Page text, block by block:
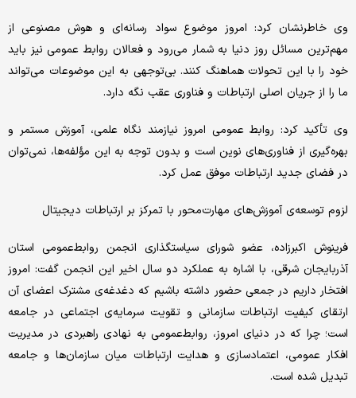
وی خاطرنشان کرد: امروز موضوع سواد رسانه‌ای و هوش مصنوعی از
مهم‌ترین مسائل روز دنیا به شمار می‌رود و فعالان روابط عمومی نیز باید
خود را با این تحولات هماهنگ کنند. بی‌توجهی به این موضوعات می‌تواند
ما را از جریان اصلی ارتباطات و فناوری عقب نگه دارد.
وی تأکید کرد: روابط عمومی امروز نیازمند نگاه علمی، آموزش مستمر و
بهره‌گیری از فناوری‌های نوین است و بدون توجه به این مؤلفه‌ها، نمی‌توان
در فضای جدید ارتباطات موفق عمل کرد.
لزوم توسعه‌ی آموزش‌های مهارت‌محور با تمرکز بر ارتباطات دیجیتال
فرینوش اکبرزاده، عضو شورای سیاستگذاری انجمن روابط‌عمومی استان
آذربایجان شرقی، با اشاره به عملکرد دو سال اخیر این انجمن گفت: امروز
افتخار داریم در جمعی حضور داشته باشیم که دغدغه‌ی مشترک اعضای آن
ارتقای کیفیت ارتباطات سازمانی و تقویت سرمایه‌ی اجتماعی در جامعه
است؛ چرا که در دنیای امروز، روابط‌عمومی به نهادی راهبردی در مدیریت
افکار عمومی، اعتمادسازی و هدایت ارتباطات میان سازمان‌ها و جامعه
تبدیل شده است.